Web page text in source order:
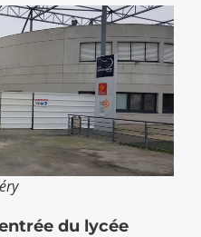
du lycée